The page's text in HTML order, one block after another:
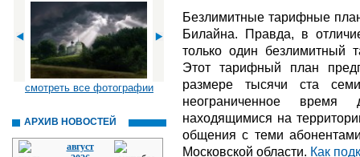
смотреть все фотографии
АРХИВ НОВОСТЕЙ
август
Безлимитные тарифные
Билайна. Правда, в
только один безлимитный
Этот тарифный план
размере тысячи ста
неограниченное
находящимися на
общения с теми
Московской области. Как